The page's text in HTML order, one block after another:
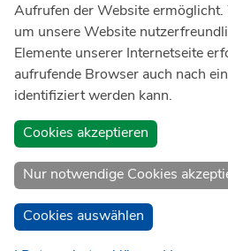
Kindernotfallzentrum Bonn
UKB-Telefonzentrale
+49 228287 0
Spenden Sie online an das
Aufrufen der Website
um unsere Website
Elemente unserer Internetseite
aufrufende Browser auch nach
identifiziert werden kann.
Cookies akzeptieren
Nur notwendige Cookies
Cookies auswählen